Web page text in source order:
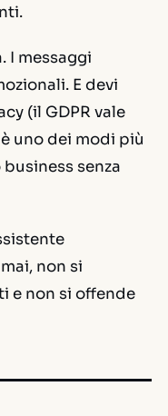
I messaggi
E devi
(il GDPR vale
uno dei modi più
senza
non si
e non si offende